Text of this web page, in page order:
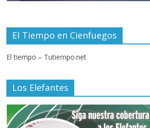
El Tiempo en Cienfuegos
El tiempo – Tutiempo.net
Los Elefantes